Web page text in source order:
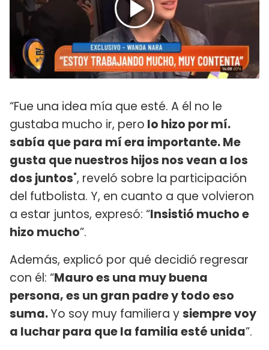
“Fue una idea mía que esté. A él no le
gustaba mucho ir, pero lo hizo por mí.
sabía que para mí era importante. Me
gusta que nuestros hijos nos vean a los
dos juntos", reveló sobre la participación
del futbolista. Y, en cuanto a que volvieron
a estar juntos, expresó: “Insistió mucho e
hizo mucho”.
Además, explicó por qué decidió regresar
con él: “Mauro es una muy buena
persona, es un gran padre y todo eso
suma.Yo soy muy familiera ysiempre voy
a luchar para que la familia esté unida”.